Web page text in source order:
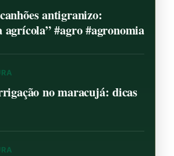
antigranizo:
agrícola” #agro #agronomia
no maracujá: dicas